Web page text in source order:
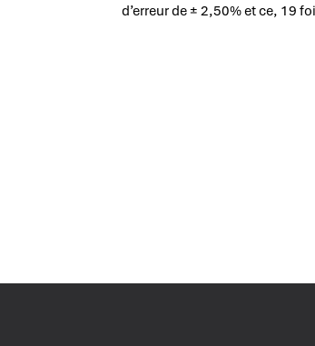
d’erreur de ± 2,50% et ce, 19